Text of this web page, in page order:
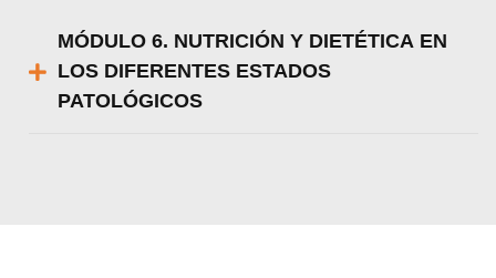
MÓDULO 6. NUTRICIÓN Y DIETÉTICA EN
LOS DIFERENTES ESTADOS
PATOLÓGICOS